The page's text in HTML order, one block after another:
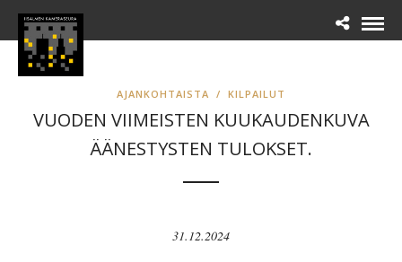
AJANKOHTAISTA / KILPAILUT
VUODEN VIIMEISTEN KUUKAUDENKUVA
ÄÄNESTYSTEN TULOKSET.
31.12.2024